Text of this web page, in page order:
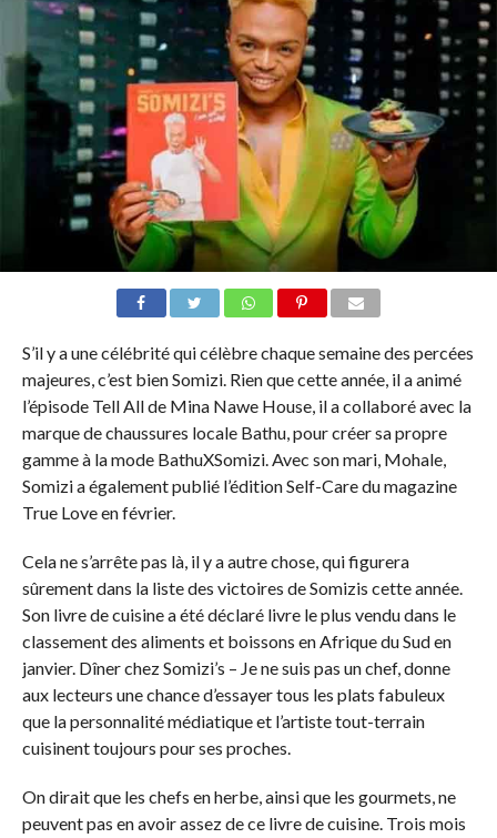
S’il y a une célébrité qui célèbre chaque semaine des percées
majeures, c’est bien Somizi. Rien que cette année, il a animé
l’épisode Tell All de Mina Nawe House, il a collaboré avec la
marque de chaussures locale Bathu, pour créer sa propre
gamme à la mode BathuXSomizi. Avec son mari, Mohale,
Somizi a également publié l’édition Self-Care du magazine
True Love en février.
Cela ne s’arrête pas là, il y a autre chose, qui figurera
sûrement dans la liste des victoires de Somizis cette année.
Son livre de cuisine a été déclaré livre le plus vendu dans le
classement des aliments et boissons en Afrique du Sud en
janvier. Dîner chez Somizi’s – Je ne suis pas un chef, donne
aux lecteurs une chance d’essayer tous les plats fabuleux
que la personnalité médiatique et l’artiste tout-terrain
cuisinent toujours pour ses proches.
On dirait que les chefs en herbe, ainsi que les gourmets, ne
peuvent pas en avoir assez de ce livre de cuisine. Trois mois